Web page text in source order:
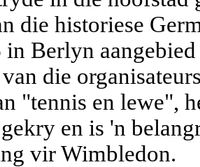
die historiese
in Berlyn
die
"tennis en lewe",
en is 'n
vir Wimbledon.